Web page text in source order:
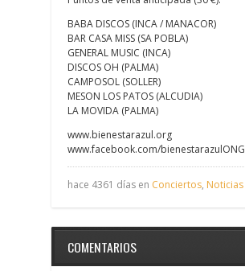
BABA DISCOS (INCA / MANACOR)
BAR CASA MISS (SA POBLA)
GENERAL MUSIC (INCA)
DISCOS OH (PALMA)
CAMPOSOL (SOLLER)
MESON LOS PATOS (ALCUDIA)
LA MOVIDA (PALMA)
www.bienestarazul.org
www.facebook.com/bienestarazulONG
hace 4361 días en Conciertos, Noticias
COMENTARIOS